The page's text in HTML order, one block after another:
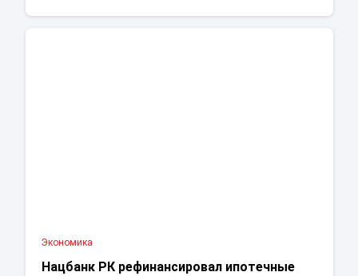
Экономика
Нацбанк РК рефинансировал ипотечные